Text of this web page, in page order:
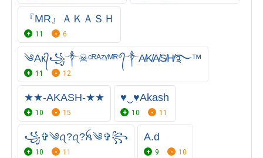
『MR』ＡＫＡＳＨ
11 6
༄Aк᭄꧁༒☠︎ᶜᴿᴬᶻᵞᴹᴿ°᭄༒A̸K̸A̸S̸H̸࿐™
11 12
★★-AKASH-★★
10 15
♥‿♥Akash
10 11
꧁✞︎༄ꪖ?ꪖ?ꫝ༄✞︎꧂
10 11
A.d
9 10